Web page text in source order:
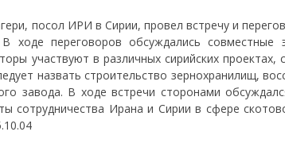
посол ИРИ в Сирии, провел встречу и
переговоров обсуждались совместные
участвуют в различных сирийских
назвать строительство зернохранилищ,
завода. В ходе встречи сторонами
сотрудничества Ирана и Сирии в сфере